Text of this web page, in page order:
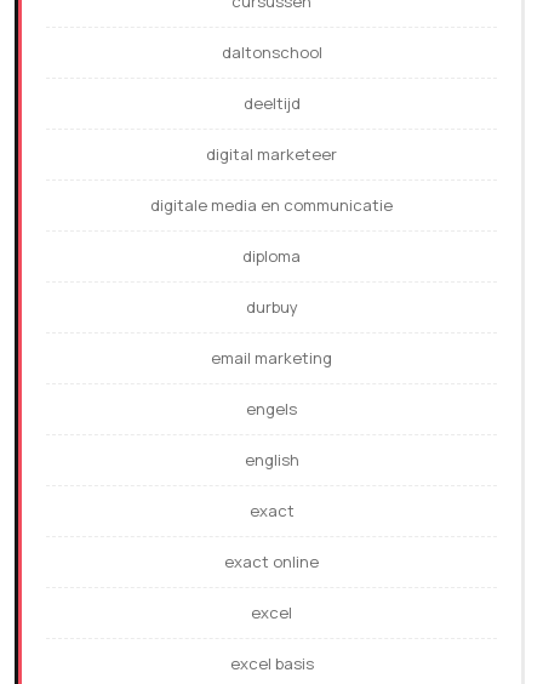
daltonschool
deeltijd
digital marketeer
digitale media en communicatie
diploma
durbuy
email marketing
engels
english
exact
exact online
excel
excel basis